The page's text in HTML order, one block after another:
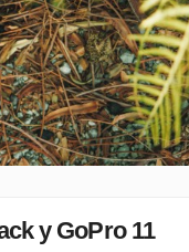
y GoPro 11